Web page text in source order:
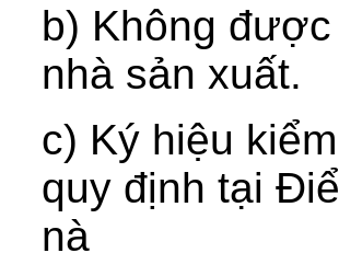
b) Không
nhà sản xuất.
c) Ký hiệu
quy định tại
nà